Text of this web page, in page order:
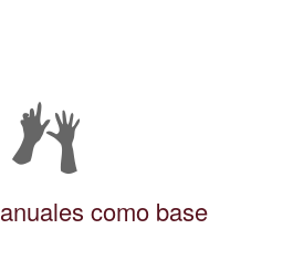
como base